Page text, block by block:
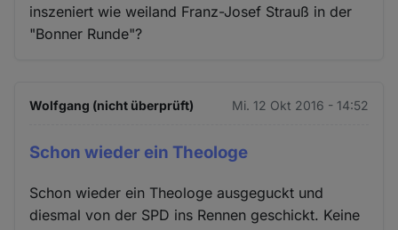
inszeniert wie weiland Franz-Josef Strauß in der
"Bonner Runde"?
Wolfgang (nicht überprüft) Mi. 12 Okt 2016 - 14:52
Schon wieder ein Theologe
Schon wieder ein Theologe ausgeguckt und
diesmal von der SPD ins Rennen geschickt. Keine